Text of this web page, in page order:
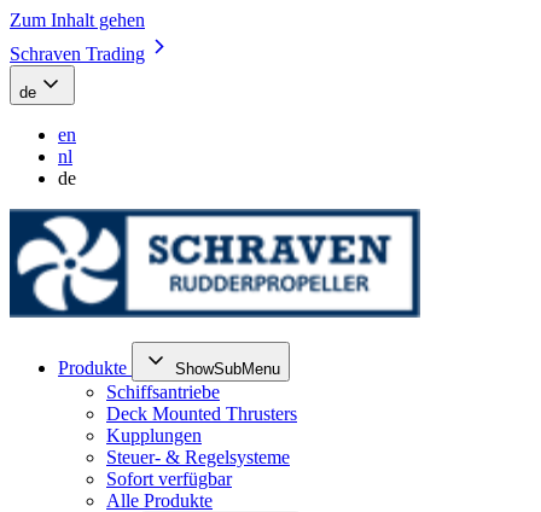
Zum Inhalt gehen
Schraven Trading
de
en
nl
de
Produkte ShowSubMenu
Schiffsantriebe
Deck Mounted Thrusters
Kupplungen
Steuer- & Regelsysteme
Sofort verfügbar
Alle Produkte